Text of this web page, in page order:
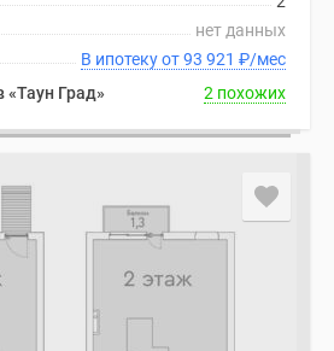
нет данных
В ипотеку от 93 921 ₽/мес
«Таун Град»
2 похожих